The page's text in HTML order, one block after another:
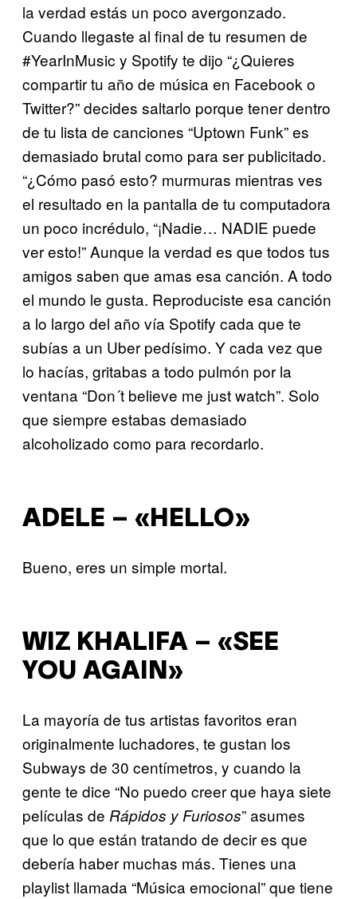
la verdad estás un poco avergonzado.
Cuando llegaste al final de tu resumen de
#YearInMusic y Spotify te dijo “¿Quieres
compartir tu año de música en Facebook o
Twitter?” decides saltarlo porque tener dentro
de tu lista de canciones “Uptown Funk” es
demasiado brutal como para ser publicitado.
“¿Cómo pasó esto? murmuras mientras ves
el resultado en la pantalla de tu computadora
un poco incrédulo, “¡Nadie… NADIE puede
ver esto!” Aunque la verdad es que todos tus
amigos saben que amas esa canción. A todo
el mundo le gusta. Reproduciste esa canción
a lo largo del año vía Spotify cada que te
subías a un Uber pedísimo. Y cada vez que
lo hacías, gritabas a todo pulmón por la
ventana “Don´t believe me just watch”. Solo
que siempre estabas demasiado
alcoholizado como para recordarlo.
ADELE – «HELLO»
Bueno, eres un simple mortal.
WIZ KHALIFA – «SEE
YOU AGAIN»
La mayoría de tus artistas favoritos eran
originalmente luchadores, te gustan los
Subways de 30 centímetros, y cuando la
gente te dice “No puedo creer que haya siete
películas de Rápidos y Furiosos” asumes
que lo que están tratando de decir es que
debería haber muchas más. Tienes una
playlist llamada “Música emocional” que tiene